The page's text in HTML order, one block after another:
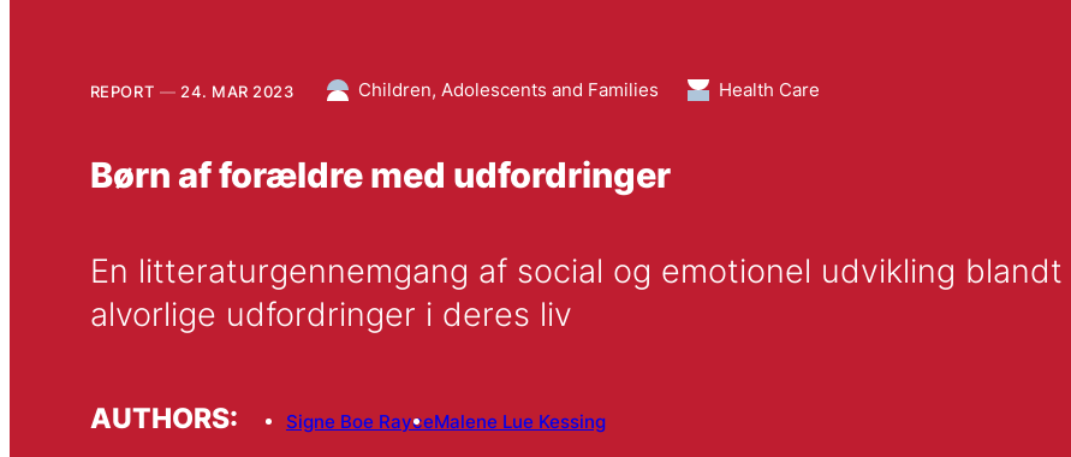
REPORT 24. MAR 2023 Children, Adolescents and Families Health Care
Børn af forældre med udfordringer
En litteraturgennemgang af social og emotionel udvikling
alvorlige udfordringer i deres liv
AUTHORS: Signe Boe RayceMalene Lue Kessing